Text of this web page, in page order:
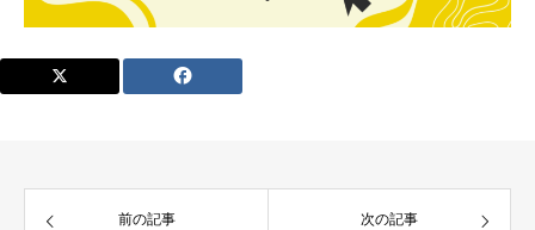
前の記事 次の記事